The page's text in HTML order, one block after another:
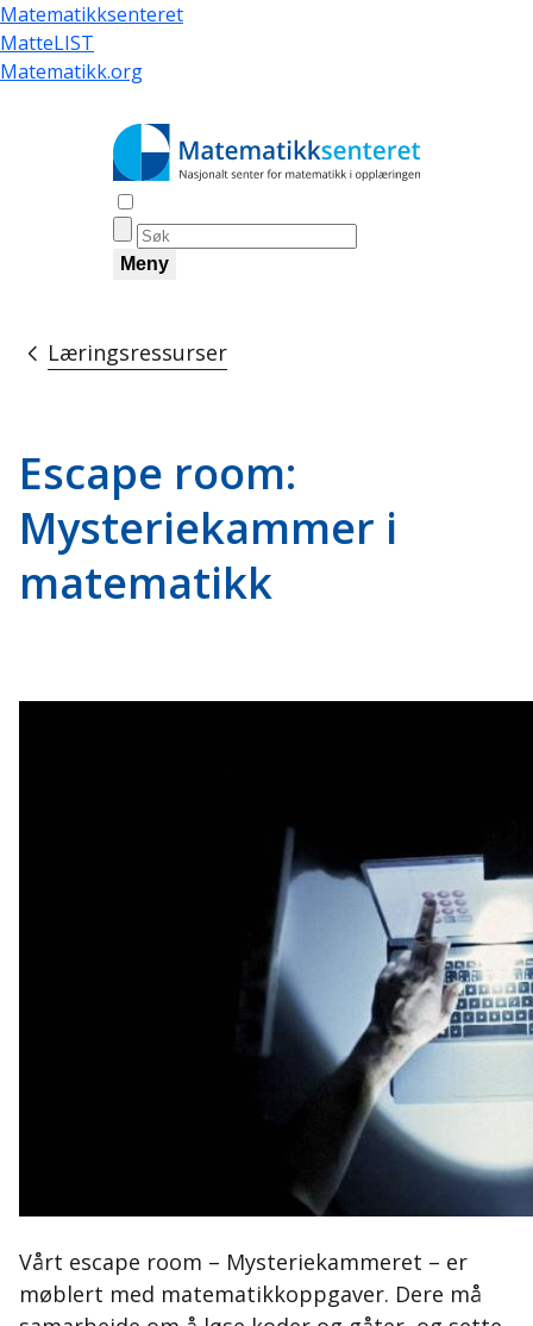
Hopp
til
hovedinnhold
Matematikksenteret
MatteLIST
Matematikk.org
Meny
Navigasjonssti
Læringsressurser
Escape room:
Mysteriekammer i
matematikk
Vårt escape room – Mysteriekammeret – er
møblert med matematikkoppgaver. Dere må